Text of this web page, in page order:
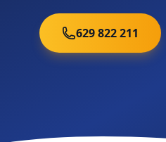
629 822 211